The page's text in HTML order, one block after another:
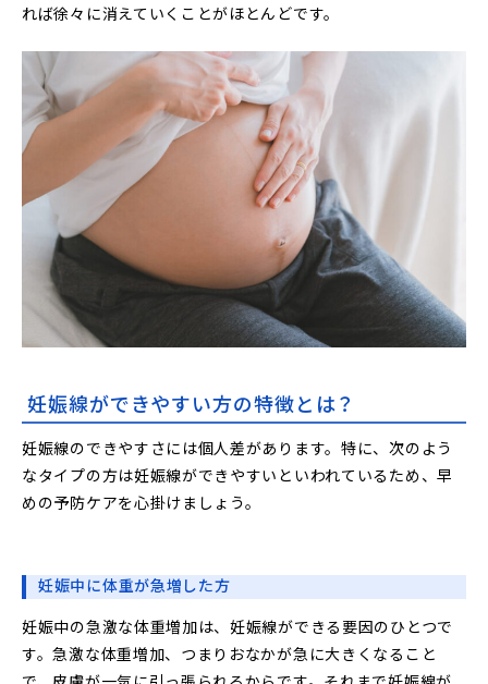
れば徐々に消えていくことがほとんどです。
妊娠線ができやすい方の特徴とは？
妊娠線のできやすさには個人差があります。特に、次のよう
なタイプの方は妊娠線ができやすいといわれているため、早
めの予防ケアを心掛けましょう。
妊娠中に体重が急増した方
妊娠中の急激な体重増加は、妊娠線ができる要因のひとつで
す。急激な体重増加、つまりおなかが急に大きくなること